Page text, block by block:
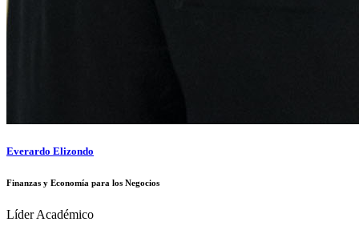
Everardo Elizondo
Finanzas y Economía para los Negocios
Líder Académico